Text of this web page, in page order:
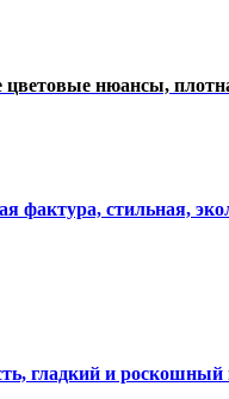
нюансы,
фактура, стильная,
гладкий и